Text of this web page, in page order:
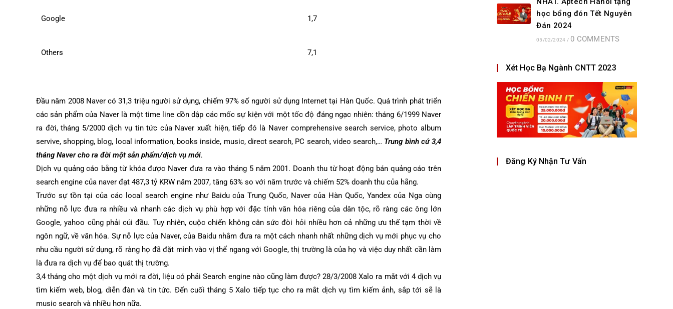
Google 1,7
Others 7,1
Đầu năm 2008 Naver có 31,3 triệu người sử dụng, chiếm 97% số người sử dụng Internet tại Hàn Quốc. Quá trình phát triển
các sản phẩm của Naver là một time line dồn dập các mốc sự kiện với một tốc độ đáng ngạc nhiên: tháng 6/1999 Naver
ra đời, tháng 5/2000 dịch vụ tin tức của Naver xuất hiện, tiếp đó là Naver comprehensive search service, photo album
servive, shopping, blog, local information, books inside, music, direct search, PC search, video search,… Trung bình cứ 3,4
tháng Naver cho ra đời một sản phẩm/dịch vụ mới.
Dịch vụ quảng cáo bằng từ khóa được Naver đưa ra vào tháng 5 năm 2001. Doanh thu từ hoạt động bán quảng cáo trên
search engine của naver đạt 487,3 tỷ KRW năm 2007, tăng 63% so với năm trước và chiếm 52% doanh thu của hãng.
Trước sự tồn tại của các local search engine như Baidu của Trung Quốc, Naver của Hàn Quốc, Yandex của Nga cùng
những nỗ lực đưa ra nhiều và nhanh các dịch vụ phù hợp với đặc tính văn hóa riêng của dân tộc, rõ ràng các ông lớn
Google, yahoo cũng phải cúi đầu. Tuy nhiên, cuộc chiến không cân sức đòi hỏi nhiều hơn cả những ưu thế tạm thời về
ngôn ngữ, về văn hóa. Sự nỗ lực của Naver, của Baidu nhằm đưa ra một cách nhanh nhất những dịch vụ mới phục vụ cho
nhu cầu người sử dụng, rõ ràng họ đã đặt mình vào vị thể ngang với Google, thị trường là của họ và việc duy nhất cần làm
là đưa ra dịch vụ để bao quát thị trường.
3,4 tháng cho một dịch vụ mới ra đời, liệu có phải Search engine nào cũng làm được? 28/3/2008 Xalo ra mắt với 4 dịch vụ
tìm kiếm web, blog, diễn đàn và tin tức. Đến cuối tháng 5 Xalo tiếp tục cho ra mắt dịch vụ tìm kiếm ảnh, sắp tới sẽ là
music search và nhiều hơn nữa.
học bổng đón Tết Nguyên
Đán 2024
05/02/2024 / 0 COMMENTS
Xét Học Bạ Ngành CNTT 2023
Đăng Ký Nhận Tư Vấn